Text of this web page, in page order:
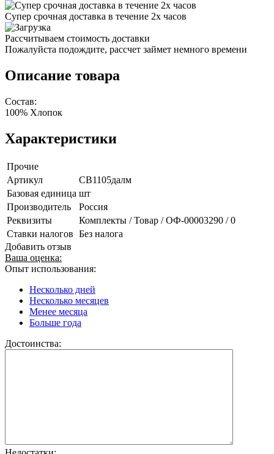
Супер срочная доставка в течение 2х часов
Рассчитываем стоимость доставки
Пожалуйста подождите, рассчет займет немного времени
Описание товара
Состав:
100% Хлопок
Характеристики
Прочие
Артикул
CB1105далм
Базовая единица шт
Производитель
Россия
Реквизиты
Комплекты / Товар / ОФ-00003290 / 0
Ставки налогов Без налога
Добавить отзыв
Ваша оценка:
Опыт использования:
Несколько дней
Несколько месяцев
Менее месяца
Больше года
Достоинства: